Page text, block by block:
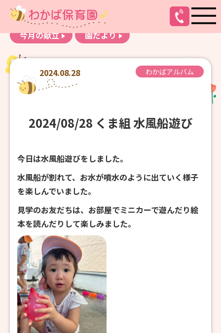
お知らせ
わかばアルバム
今月の献立
園だより
2024.08.28 わかばアルバム
2024/08/28 くま組 水風船遊び
今日は水風船遊びをしました。
水風船が割れて、お水が噴水のように出ていく様子
を楽しんでいました。
見学のお友だちは、お部屋でミニカーで遊んだり絵
本を読んだりして楽しみました。